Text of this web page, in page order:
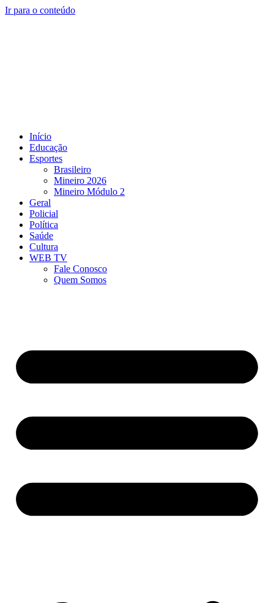
Ir para o conteúdo
Início
Educação
Esportes
Brasileiro
Mineiro 2026
Mineiro Módulo 2
Geral
Policial
Política
Saúde
Cultura
WEB TV
Fale Conosco
Quem Somos